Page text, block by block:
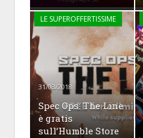
LE SUPEROFFERTISSIME
31/03/2018
Spec Ops: The Line
è gratis
sull’Humble Store